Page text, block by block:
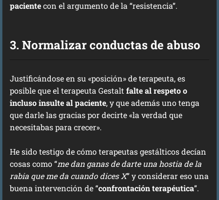
pacientecon el argumento de la “resistencia”.
3. Normalizar conductas de abuso
Justificándose en su «posición» de terapeuta, es
posible que el terapeuta Gestaltfalte al respeto o
incluso insulte al paciente, y que además uno tenga
que darle las gracias por decirte «la verdad que
necesitabas para crecer».
He sido testigo de cómo terapeutas gestálticos decían
cosas como “me dan ganas de darte una hostia de la
rabia que me da cuando dices X” y considerar eso una
buena intervención de “confrontación terapéutica”.